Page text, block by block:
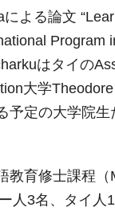
よる論文
Program
はタイの
大学
定の大学院生
育修士課程（
3名、タイ人